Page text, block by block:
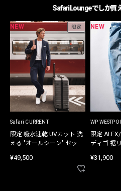
Safari Loungeでしか買
NEW 限定
Safari CURRENT
限定 吸水速乾 UVカット 洗
える "オールシーン" セット
¥49,500
NEW
WP
限定
ディゴ 裾
¥31,900